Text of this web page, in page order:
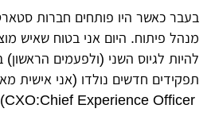
בעבר כאשר היו פותחים חברות
מנהל פיתוח. היום אני בטוח שאיש
להיות לגיוס השני (ולפעמים
תפקידים חדשים נולדו (אני אישית